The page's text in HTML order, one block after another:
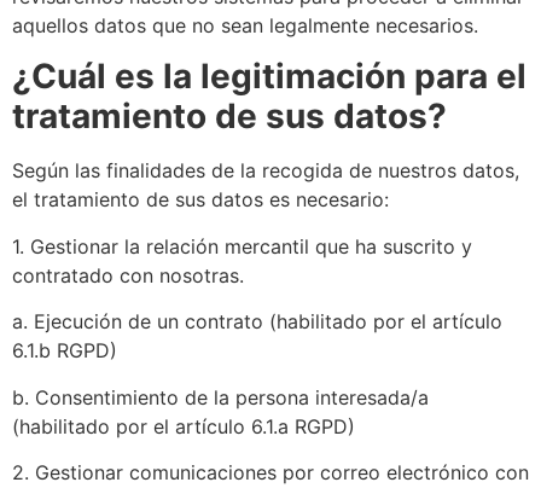
aquellos datos que no sean legalmente necesarios.
¿Cuál es la legitimación para el
tratamiento de sus datos?
Según las finalidades de la recogida de nuestros datos,
el tratamiento de sus datos es necesario:
1. Gestionar la relación mercantil que ha suscrito y
contratado con nosotras.
a. Ejecución de un contrato (habilitado por el artículo
6.1.b RGPD)
b. Consentimiento de la persona interesada/a
(habilitado por el artículo 6.1.a RGPD)
2. Gestionar comunicaciones por correo electrónico con